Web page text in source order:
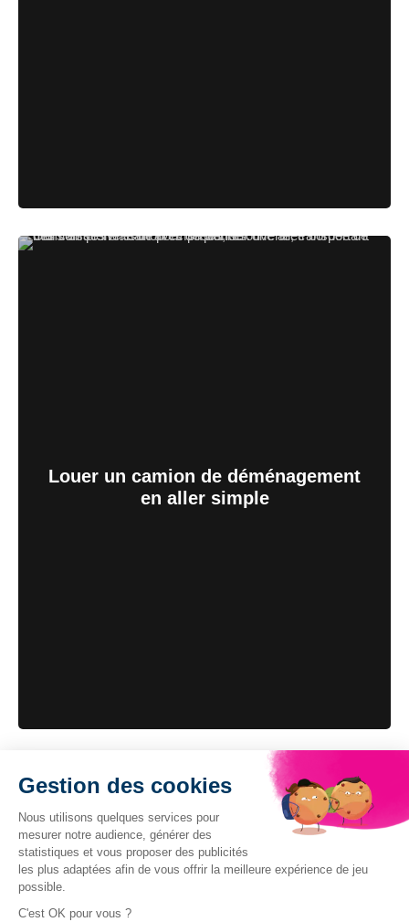
Gestion des cookies
Nous utilisons quelques services pour
mesurer notre audience, générer des
statistiques et vous proposer des publicités
les plus adaptées afin de vous offrir la meilleure expérience de jeu
possible.
C'est OK pour vous ?
Louer un camion de déménagement
en aller simple